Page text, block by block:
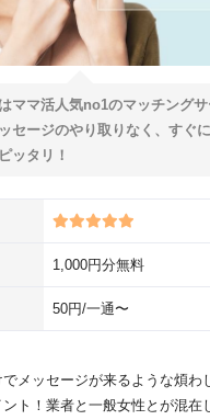
ママ活人気no1のマッチング
セージのやり取りなく、すぐ
ッタリ！
1,000円分無料
50円/一通〜
メッセージが来るような煩わ
ト！業者と一般女性とが混在